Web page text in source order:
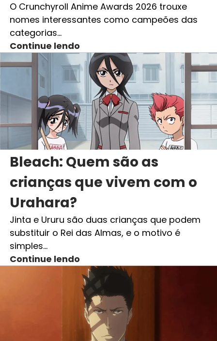
O Crunchyroll Anime Awards 2026 trouxe
nomes interessantes como campeões das
categorias…
Continue lendo
Bleach: Quem são as
crianças que vivem com o
Urahara?
Jinta e Ururu são duas crianças que podem
substituir o Rei das Almas, e o motivo é
simples…
Continue lendo